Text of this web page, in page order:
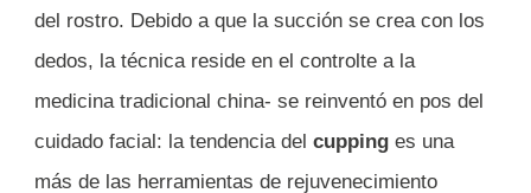
del rostro. Debido a que la succión se crea con los
dedos, la técnica reside en el controlte a la
medicina tradicional china- se reinventó en pos del
cuidado facial: la tendencia del cupping es una
más de las herramientas de rejuvenecimiento